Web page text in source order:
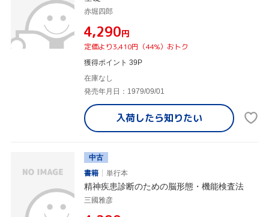
赤堀四郎
¥4,290円
定価より3,410円（44%）おトク
獲得ポイント 39P
在庫なし
発売年月日：1979/09/01
入荷したら知りたい
中古
書籍
単行本
精神疾患診断のための脳形態・機能検査法
三國雅彦